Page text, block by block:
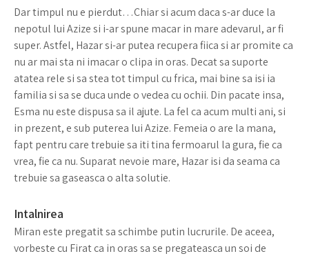
Dar timpul nu e pierdut…Chiar si acum daca s-ar duce la
nepotul lui Azize si i-ar spune macar in mare adevarul, ar fi
super. Astfel, Hazar si-ar putea recupera fiica si ar promite ca
nu ar mai sta ni imacar o clipa in oras. Decat sa suporte
atatea rele si sa stea tot timpul cu frica, mai bine sa isi ia
familia si sa se duca unde o vedea cu ochii. Din pacate insa,
Esma nu este dispusa sa il ajute. La fel ca acum multi ani, si
in prezent, e sub puterea lui Azize. Femeia o are la mana,
fapt pentru care trebuie sa iti tina fermoarul la gura, fie ca
vrea, fie ca nu. Suparat nevoie mare, Hazar isi da seama ca
trebuie sa gaseasca o alta solutie.
Intalnirea
Miran este pregatit sa schimbe putin lucrurile. De aceea,
vorbeste cu Firat ca in oras sa se pregateasca un soi de